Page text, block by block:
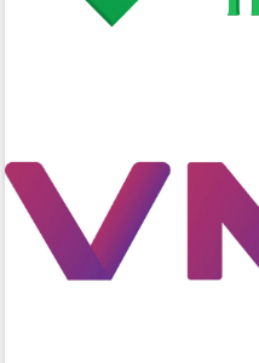
Đắk Lắk đẩy mạnh nuôi biển công
Đắk Lắk phát động hưởng ứng Ngày
Quyền của người tiêu dùng Việt Nam
2026
Đẩy mạnh cải cách hành chính, quyết
tâm đạt được mục tiêu tăng trưởng